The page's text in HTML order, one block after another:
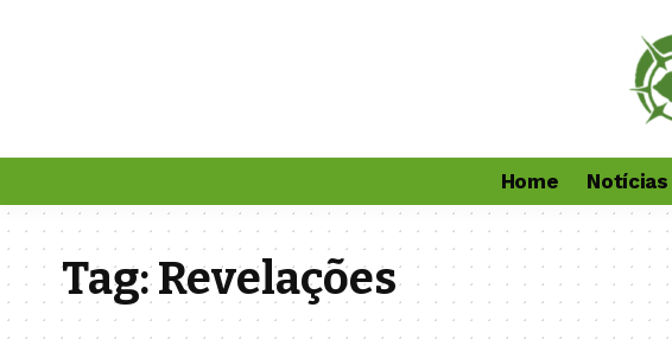
Home Notícias
Tag:Revelações